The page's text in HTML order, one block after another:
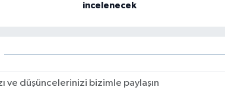
incelenecek